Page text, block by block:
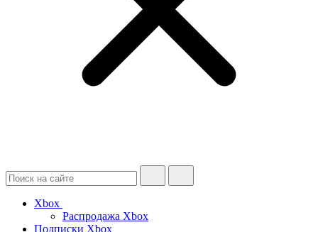
Xbox
Распродажа Xbox
Подписки Xbox